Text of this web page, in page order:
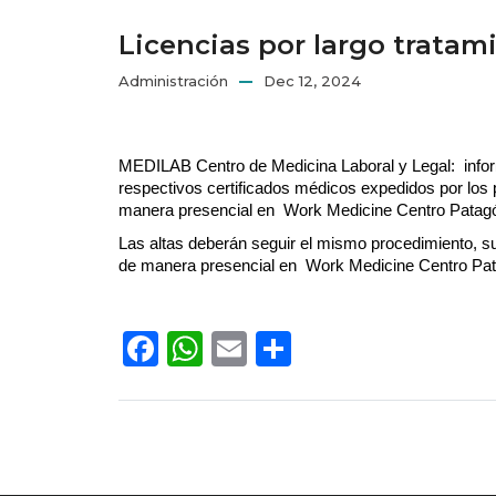
Licencias por largo
Administración Dec 12, 2024
MEDILAB Centro de Medicina Laboral y Legal:
respectivos certificados médicos expedidos por
manera presencial en  Work Medicine Centro
Las altas deberán seguir el mismo procedimiento,
de manera presencial en  Work Medicine Centro
Facebook
WhatsApp
Email